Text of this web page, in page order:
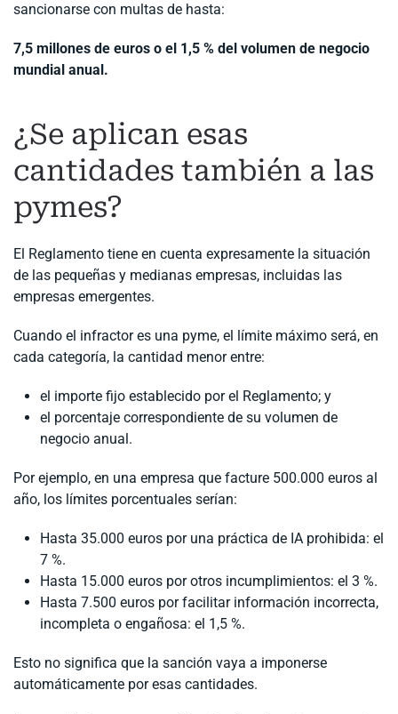
sancionarse con multas de hasta:
7,5 millones de euros o el 1,5 % del volumen de negocio
mundial anual.
¿Se aplican esas
cantidades también a las
pymes?
El Reglamento tiene en cuenta expresamente la situación
de las pequeñas y medianas empresas, incluidas las
empresas emergentes.
Cuando el infractor es una pyme, el límite máximo será, en
cada categoría, la cantidad menor entre:
el importe fijo establecido por el Reglamento; y
el porcentaje correspondiente de su volumen de
negocio anual.
Por ejemplo, en una empresa que facture 500.000 euros al
año, los límites porcentuales serían:
Hasta 35.000 euros por una práctica de IA prohibida: el
7 %.
Hasta 15.000 euros por otros incumplimientos: el 3 %.
Hasta 7.500 euros por facilitar información incorrecta,
incompleta o engañosa: el 1,5 %.
Esto no significa que la sanción vaya a imponerse
automáticamente por esas cantidades.